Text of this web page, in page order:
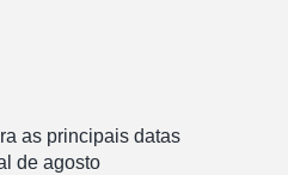
as principais datas
de agosto